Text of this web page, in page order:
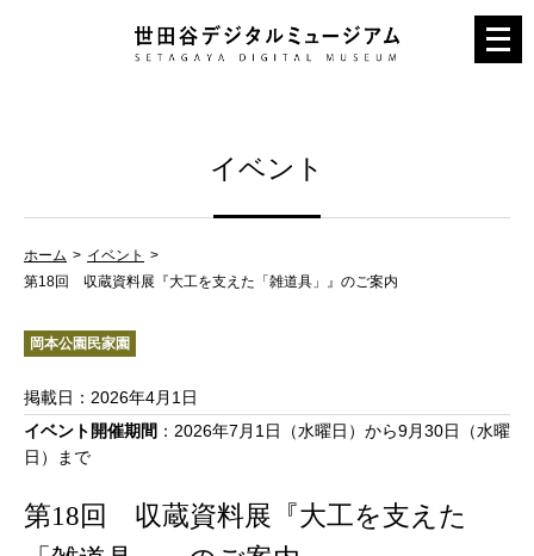
メ
ニ
イベント
ホーム
イベント
第18回 収蔵資料展『大工を支えた「雑道具」』のご案内
岡本公園民家園
掲載日 ：2026年4月1日
イベント開催期間 ：2026年7月1日（水曜日）から9月30日（水曜
日）まで
第18回 収蔵資料展『大工を支えた